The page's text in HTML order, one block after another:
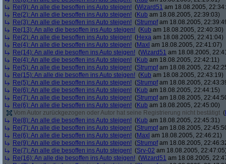
Re(9): An alle die besoffen ins Auto steigen! (Wizard51 am 18.08.2005,
Re(2): An alle die besoffen ins Auto steigen! (Kub am 18.08.2005, 22:39:03)
Re(3): An alle die besoffen ins Auto steigen! (Strumpfam 18.08.2005,
Re(13): An alle die besoffen ins Auto steigen! (Kub am 18.08.2005, 22:40:30)
Re(2): An alle die besoffen ins Auto steigen! (Hexa am 18.08.2005, 22:41:04)
Re(4): An alle die besoffen ins Auto steigen! (Maxl am 18.08.2005, 22:41:07)
Re(14): An alle die besoffen ins Auto steigen! (Wizard51 am 18.08.2005,
Re(4): An alle die besoffen ins Auto steigen! (Kub am 18.08.2005, 22:42:11)
Re(5): An alle die besoffen ins Auto steigen! (Strumpfam 18.08.2005,
Re(15): An alle die besoffen ins Auto steigen! (Kub am 18.08.2005, 22:43:19)
Re(5): An alle die besoffen ins Auto steigen! (Strumpfam 18.08.2005,
Re(6): An alle die besoffen ins Auto steigen! (Kub am 18.08.2005, 22:44:15)
Re(7): An alle die besoffen ins Auto steigen! (Strumpfam 18.08.2005,
Re(6): An alle die besoffen ins Auto steigen! (Kub am 18.08.2005, 22:45:00)
Vom Autor zurückgezogen oder Autor hat seine Registrierung nicht bestätigt (
Re(8): An alle die besoffen ins Auto steigen! (Kub am 18.08.2005, 22:45:31)
Re(7): An alle die besoffen ins Auto steigen! (Strumpfam 18.08.2005,
Re(6): An alle die besoffen ins Auto steigen! (Maxl am 18.08.2005, 22:46:21)
Re(9): An alle die besoffen ins Auto steigen! (Strumpfam 18.08.2005,
Re(7): An alle die besoffen ins Auto steigen! (Srv-02 am 18.08.2005,
Re(16): An alle die besoffen ins Auto steigen! (Wizard51 am 18.08.2005,